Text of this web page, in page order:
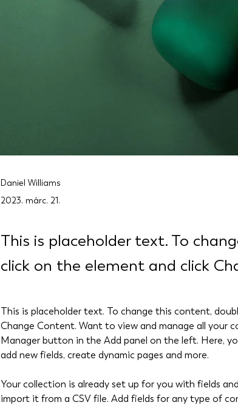
Daniel Williams
2023. márc. 21.
This is placeholder text. To
click on the element and click
This is placeholder text. To change this content,
Change Content. Want to view and manage all your
Manager button in the Add panel on the left. Here,
add new fields, create dynamic pages and more.
Your collection is already set up for you with fields
import it from a CSV file. Add fields for any type of